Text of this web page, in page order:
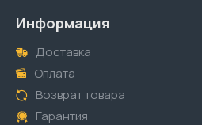
Информация
Доставка
Оплата
Возврат товара
Гарантия